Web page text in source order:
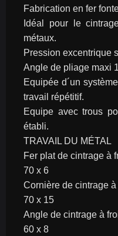
Fabrication en fer
Idéal pour le
métaux.
Pression excentrique
Angle de pliage maxi
Equipée d´un
travail répétitif.
Equipe avec trous
établi.
TRAVAIL DU MÉTAL
Fer plat de cintrage à
70 x 6
Cornière de cintrage
70 x 15
Angle de cintrage à
60 x 8